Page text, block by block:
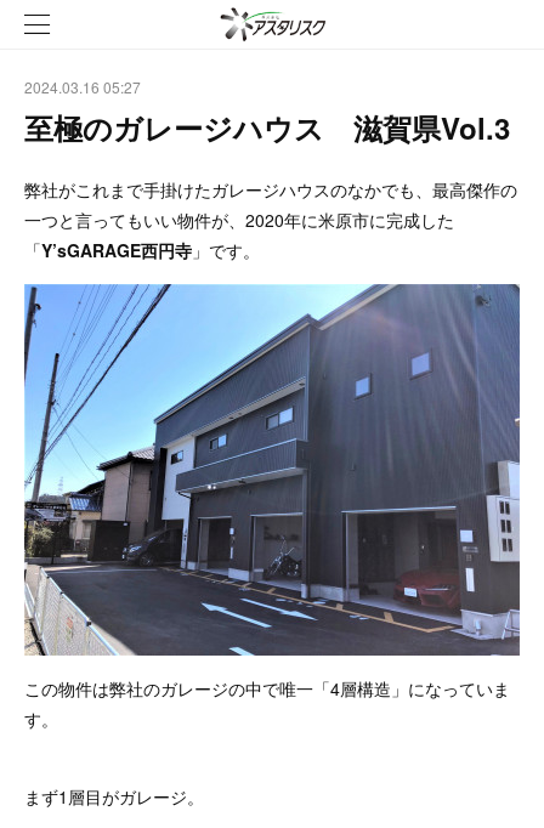
2024.03.16 05:27
至極のガレージハウス 滋賀県Vol.3
弊社がこれまで手掛けたガレージハウスのなかでも、最高傑作の
一つと言ってもいい物件が、2020年に米原市に完成した
「Y’sGARAGE西円寺 」です。
この物件は弊社のガレージの中で唯一「4層構造」になっていま
す。
まず1層目がガレージ。